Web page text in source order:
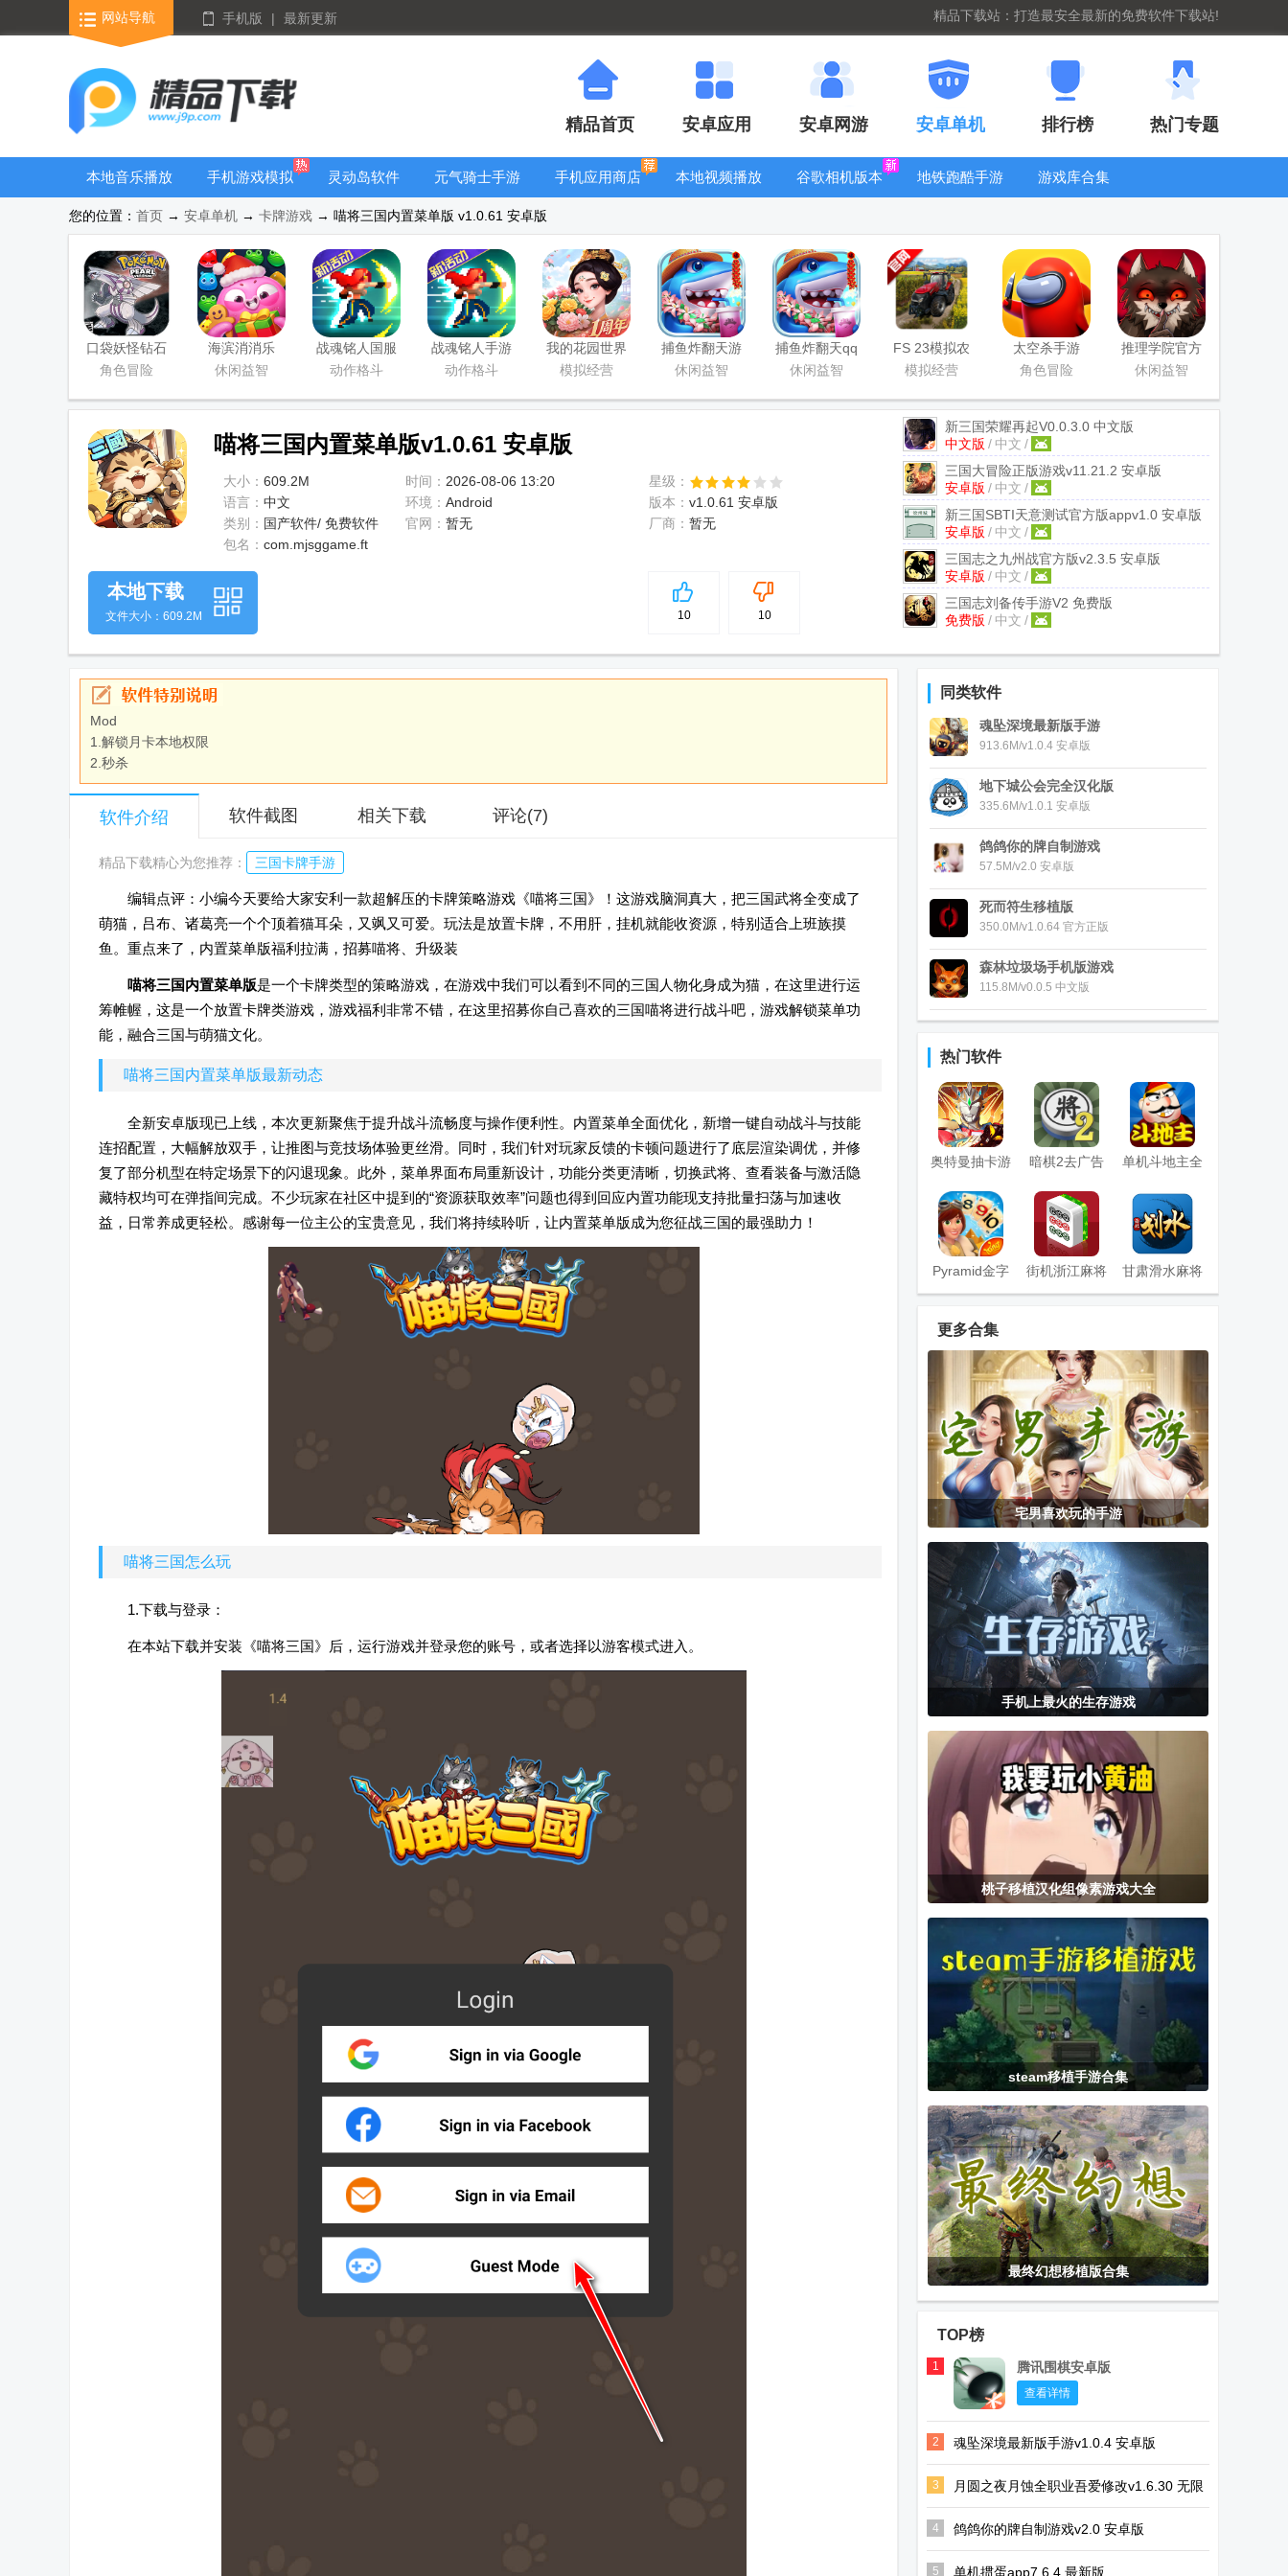
网站导航 手机版 | 最新更新 精品下载站：打造最安全最新的免费软件下载站!
精品首页 安卓应用 安卓网游 安卓单机 排行榜 热门专题
本地音乐播放
手机游戏模拟
器安卓版合集
灵动岛软件
元气骑士手游
手机应用商店
本地视频播放
谷歌相机版本
地铁跑酷手游
游戏库合集
看器
您的位置： 首页 → 安卓单机 → 卡牌游戏 → 喵将三国内置菜单版 v1.0.61 安卓版
口袋妖怪钻石
游戏移植版
角色冒险
海滨消消乐
2026安卓版
休闲益智
战魂铭人国服
联机版
Legends)
动作格斗
战魂铭人手游
九游版
动作格斗
我的花园世界
最新版
模拟经营
捕鱼炸翻天游
戏正版
休闲益智
捕鱼炸翻天qq
登录版
休闲益智
FS 23模拟农
场23正版中文
模拟经营
太空杀手游
角色冒险
推理学院官方
版
休闲益智
喵将三国内置菜单版v1.0.61 安卓版
大小： 609.2M 时间： 2026-08-06 13:20
星级：
语言： 中文 环境： Android 版本： v1.0.61 安卓版
类别： 国产软件/ 免费软件 官网： 暂无 厂商： 暂无
包名： com.mjsggame.ft
新三国荣耀再起V0.0.3.0 中文版
中文版 / 中文 /
三国大冒险正版游戏v11.21.2 安卓版
安卓版 / 中文 /
新三国SBTI天意测试官方版appv1.0 安卓版
安卓版 / 中文 /
三国志之九州战官方版v2.3.5 安卓版
安卓版 / 中文 /
三国志刘备传手游V2 免费版
免费版 / 中文 /
5
10 10
本地下载
文件大小：609.2M
Mod
1.解锁月卡本地权限
2.秒杀
软件介绍 软件截图 相关下载 评论(7)
精品下载精心为您推荐： 三国卡牌手游
编辑点评：小编今天要给大家安利一款超解压的卡牌策略游戏《喵将三国》！这游戏脑洞真大，把三国武将全变成了
萌猫，吕布、诸葛亮一个个顶着猫耳朵，又飒又可爱。玩法是放置卡牌，不用肝，挂机就能收资源，特别适合上班族摸
鱼。重点来了，内置菜单版福利拉满，招募喵将、升级装
喵将三国内置菜单版是一个卡牌类型的策略游戏，在游戏中我们可以看到不同的三国人物化身成为猫，在这里进行运
筹帷幄，这是一个放置卡牌类游戏，游戏福利非常不错，在这里招募你自己喜欢的三国喵将进行战斗吧，游戏解锁菜单功
能，融合三国与萌猫文化。
喵将三国内置菜单版最新动态
全新安卓版现已上线，本次更新聚焦于提升战斗流畅度与操作便利性。内置菜单全面优化，新增一键自动战斗与技能
连招配置，大幅解放双手，让推图与竞技场体验更丝滑。同时，我们针对玩家反馈的卡顿问题进行了底层渲染调优，并修
复了部分机型在特定场景下的闪退现象。此外，菜单界面布局重新设计，功能分类更清晰，切换武将、查看装备与激活隐
藏特权均可在弹指间完成。不少玩家在社区中提到的“资源获取效率”问题也得到回应内置功能现支持批量扫荡与加速收
益，日常养成更轻松。感谢每一位主公的宝贵意见，我们将持续聆听，让内置菜单版成为您征战三国的最强助力！
喵将三国怎么玩
1.下载与登录：
在本站下载并安装《喵将三国》后，运行游戏并登录您的账号，或者选择以游客模式进入。
同类软件
魂坠深境最新版手游
913.6M/v1.0.4 安卓版
地下城公会完全汉化版
335.6M/v1.0.1 安卓版
鸽鸽你的牌自制游戏
57.5M/v2.0 安卓版
死而符生移植版
350.0M/v1.0.64 官方正版
森林垃圾场手机版游戏
115.8M/v0.0.5 中文版
热门软件
奥特曼抽卡游
戏王
暗棋2去广告
版
单机斗地主全
免费版
Pyramid金字
塔纸牌传奇
(Pyramid
Solitaire
Saga)
街机浙江麻将
合集手机版安
甘肃滑水麻将
安卓版
迎春五子棋免
广告版
胡乐白银麻将
游戏
拆出绝版卡手
游
一起泡澡游戏
2
漫漫长路沙巫
之旅手游最新
版
咖啡心语东京
switch移植豪
华版
动作球
我和她的世界
末日安卓版
Project BFA游
戏手游
英雄大对决官
方正版
方块大爆炸
(Woodoku
Blast)
假面骑士exaid
模拟器SWF版
更多合集
宅男喜欢玩的手游
手机上最火的生存游戏
桃子移植汉化组像素游戏大全
steam移植手游合集
最终幻想移植版合集
TOP榜
1 腾讯围棋安卓版
查看详情
2 魂坠深境最新版手游v1.0.4 安卓版
3
月圆之夜月蚀全职业吾爱修改v1.6.30 无限
金币版
4 鸽鸽你的牌自制游戏v2.0 安卓版
5 单机掼蛋app7.6.4 最新版